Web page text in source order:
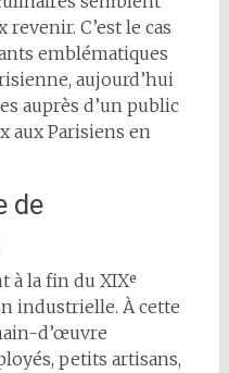
C’est le cas
emblématiques
aujourd’hui
auprès d’un public
aux Parisiens en
de
à la fin du XIXᵉ
industrielle. À cette
d’œuvre
petits artisans,